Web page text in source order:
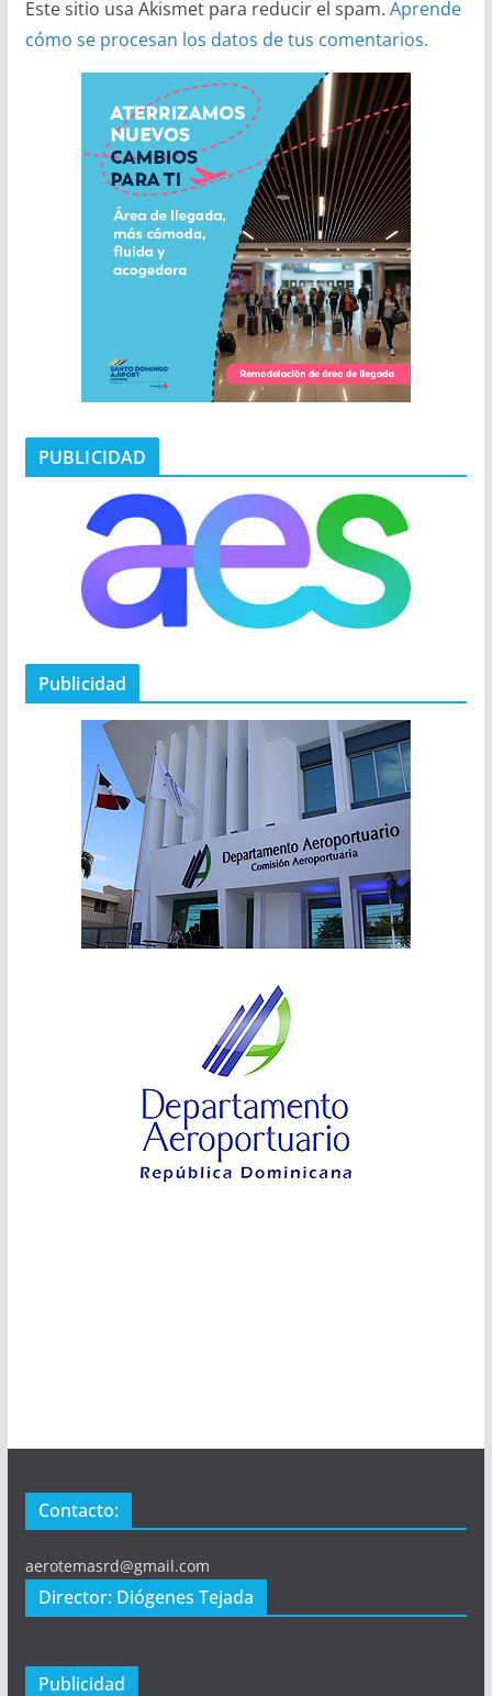
Este sitio usa Akismet para reducir el spam. Aprende
cómo se procesan los datos de tus comentarios.
PUBLICIDAD
Publicidad
Contacto:
aerotemasrd@gmail.com
Director: Diógenes Tejada
Publicidad